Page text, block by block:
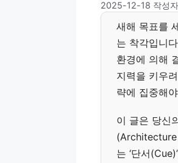
2025-12-18 작성
새해 목표를
는 착각입니
환경에 의해
지력을 키우
략에 집중해
이 글은 당신
(Architecture
는 ‘단서